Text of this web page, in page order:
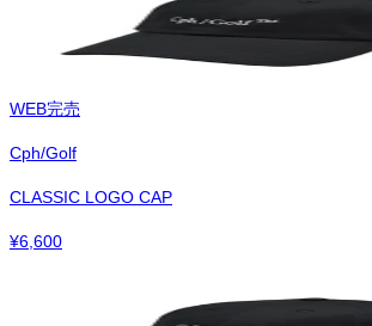
WEB完売
Cph/Golf
CLASSIC LOGO CAP
¥6,600